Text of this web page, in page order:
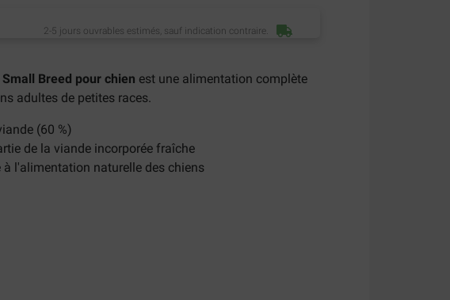
2-5 jours ouvrables estimés, sauf indication contraire.
Breed pour chien est une alimentation complète
adultes de petites races.
(60 %)
de la viande incorporée fraîche
à l'alimentation naturelle des chiens